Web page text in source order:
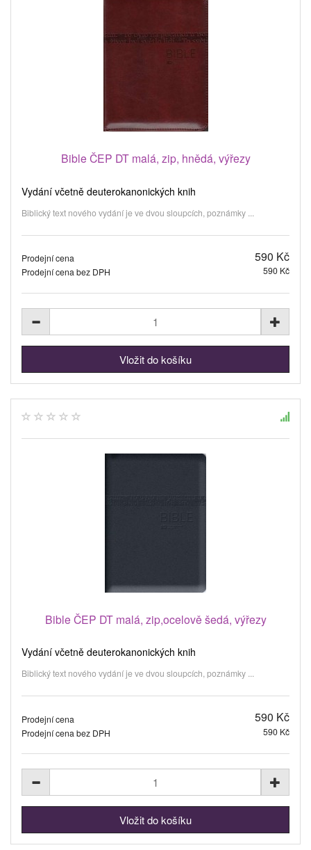
Bible ČEP DT malá, zip, hnědá, výřezy
Vydání včetně deuterokanonických knih
Biblický text nového vydání je ve dvou sloupcích, poznámky ...
Prodejní cena 590 Kč
Prodejní cena bez DPH 590 Kč
Bible ČEP DT malá, zip,ocelově šedá, výřezy
Vydání včetně deuterokanonických knih
Biblický text nového vydání je ve dvou sloupcích, poznámky ...
Prodejní cena 590 Kč
Prodejní cena bez DPH 590 Kč